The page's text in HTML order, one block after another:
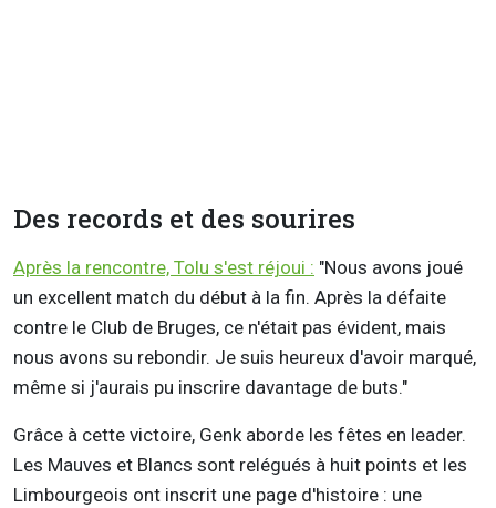
Des records et des sourires
Après la rencontre, Tolu s'est réjoui : "Nous avons joué
un excellent match du début à la fin. Après la défaite
contre le Club de Bruges, ce n'était pas évident, mais
nous avons su rebondir. Je suis heureux d'avoir marqué,
même si j'aurais pu inscrire davantage de buts."
Grâce à cette victoire, Genk aborde les fêtes en leader.
Les Mauves et Blancs sont relégués à huit points et les
Limbourgeois ont inscrit une page d'histoire : une